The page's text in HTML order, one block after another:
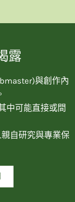
露
與創作內
中可能直接或間
自研究與專業保